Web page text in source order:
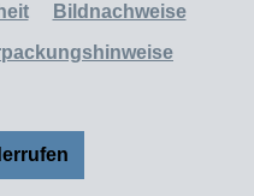
Bildnachweise